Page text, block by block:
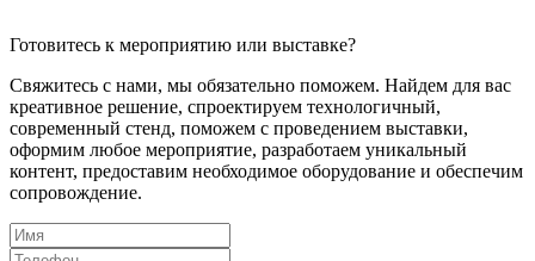
Готовитесь к мероприятию или выставке?
Свяжитесь с нами, мы обязательно поможем. Найдем для вас
креативное решение, спроектируем технологичный,
современный стенд, поможем с проведением выставки,
оформим любое мероприятие, разработаем уникальный
контент, предоставим необходимое оборудование и обеспечим
сопровождение.